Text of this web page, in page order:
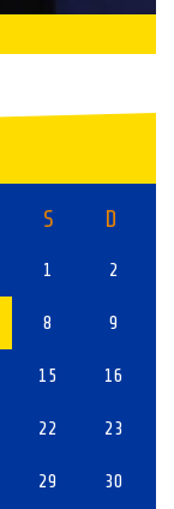
S D
1 2
8 9
15 16
22 23
29 30